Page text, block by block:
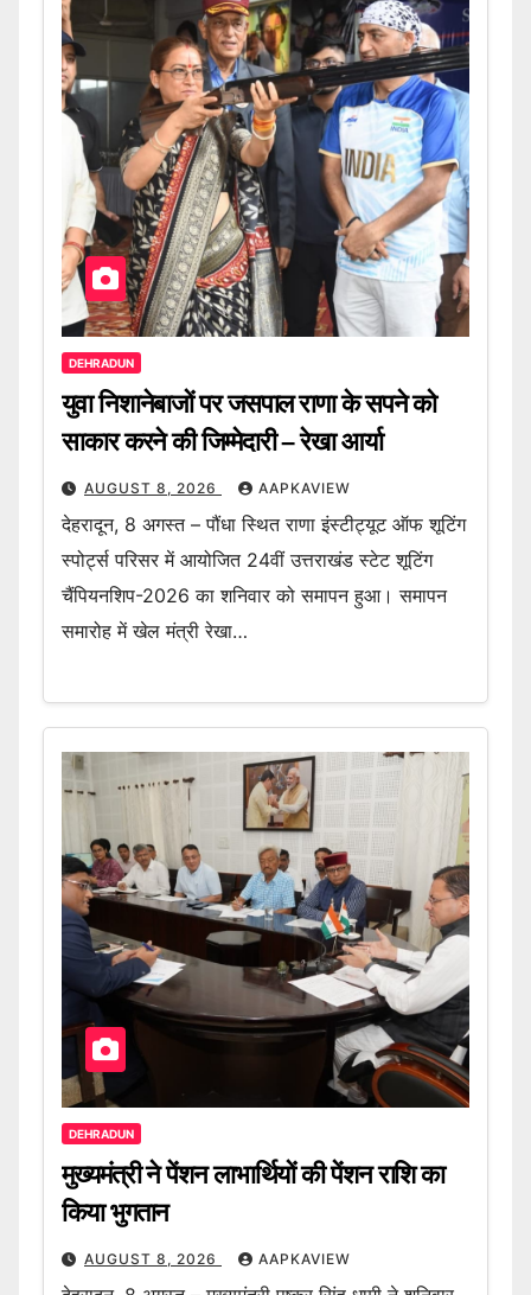
DEHRADUN
युवा निशानेबाजों पर जसपाल राणा के सपने को
साकार करने की जिम्मेदारी – रेखा आर्या
AUGUST 8, 2026 AAPKAVIEW
देहरादून, 8 अगस्त – पौंधा स्थित राणा इंस्टीट्यूट ऑफ शूटिंग
स्पोर्ट्स परिसर में आयोजित 24वीं उत्तराखंड स्टेट शूटिंग
चैंपियनशिप-2026 का शनिवार को समापन हुआ। समापन
समारोह में खेल मंत्री रेखा…
DEHRADUN
मुख्यमंत्री ने पेंशन लाभार्थियों की पेंशन राशि का
किया भुगतान
AUGUST 8, 2026 AAPKAVIEW